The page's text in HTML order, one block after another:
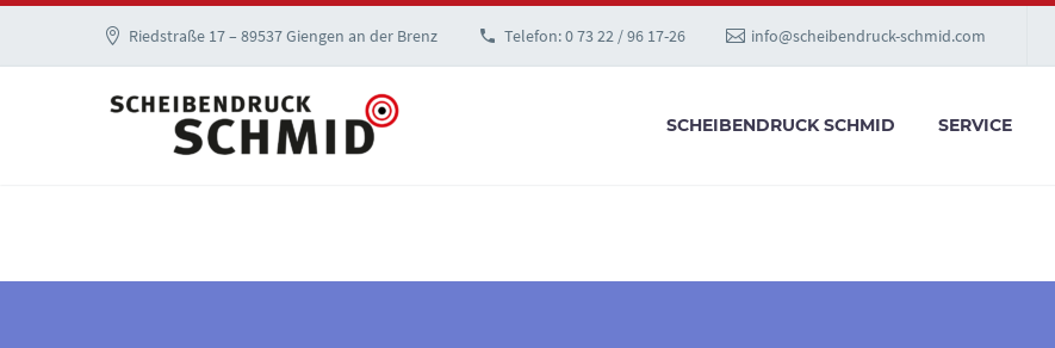
Riedstraße 17 – 89537 Giengen an der Brenz Telefon: 0 73 22 / 96 17-26 info@scheibendruck-schmid.com
SCHEIBENDRUCK SCHMID SERVICE